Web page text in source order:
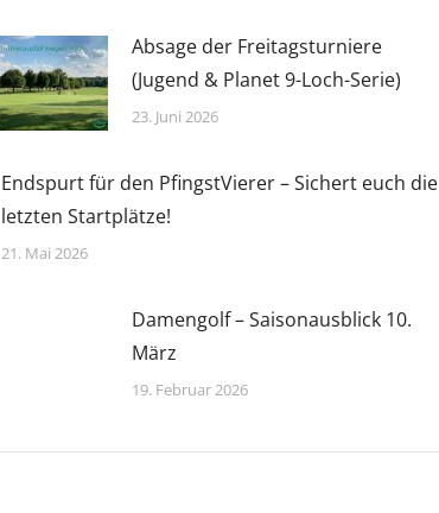
Absage der Freitagsturniere
(Jugend & Planet 9-Loch-Serie)
23. Juni 2026
Endspurt für den PfingstVierer – Sichert euch die
letzten Startplätze!
21. Mai 2026
Damengolf – Saisonausblick 10.
März
19. Februar 2026